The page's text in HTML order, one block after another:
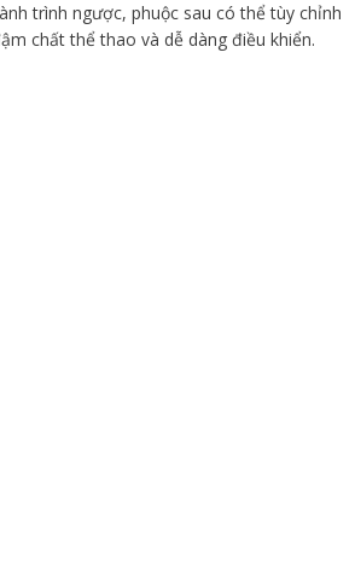
trình ngược, phuộc sau có thể tùy chỉnh
chất thể thao và dễ dàng điều khiển.